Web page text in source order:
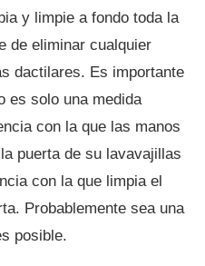
y limpie a fondo toda la
de eliminar cualquier
dactilares. Es importante
es solo una medida
con la que las manos
puerta de su lavavajillas
con la que limpia el
Probablemente sea una
posible.